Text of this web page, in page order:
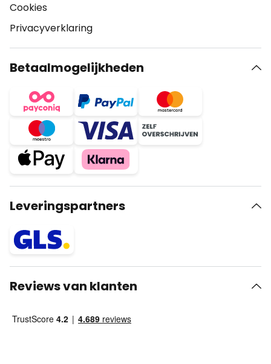
Cookies
Privacyverklaring
Betaalmogelijkheden
Leveringspartners
Reviews van klanten